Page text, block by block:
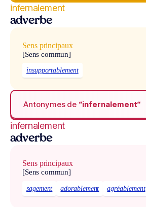
infernalement
adverbe
Sens principaux
[Sens commun]
insupportablement
Antonymes de “infernalement“
infernalement
adverbe
Sens principaux
[Sens commun]
sagement adorablement agréablement